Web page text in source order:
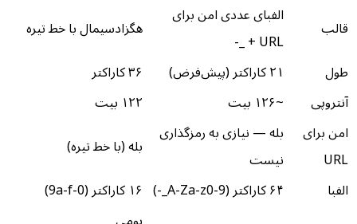
قالب
الفبای عددی امن برای
URL + _-
هگزادسیمال با خط تیره
طول
۲۱ کاراکتر (پیش‌فرض)
۳۶ کاراکتر
آنتروپی
~۱۲۶ بیت
۱۲۲ بیت
امن برای
URL
بله — نیازی به رمزگذاری
نیست
بله (با خط تیره)
الفبا
۶۴ کاراکتر (A-Za-z0-9_-)
۱۶ کاراکتر (0-9a-f)